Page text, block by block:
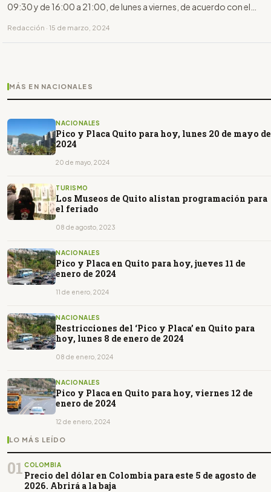
09:30 y de 16:00 a 21:00, de lunes a viernes, de acuerdo con el
Redacción · 15 de marzo, 2024
MÁS EN NACIONALES
NACIONALES
Pico y Placa Quito para hoy, lunes 20 de mayo de
2024
20 de mayo, 2024
TURISMO
Los Museos de Quito alistan programación para
el feriado
08 de agosto, 2023
NACIONALES
Pico y Placa en Quito para hoy, jueves 11 de
enero de 2024
11 de enero, 2024
NACIONALES
Restricciones del ‘Pico y Placa’ en Quito para
hoy, lunes 8 de enero de 2024
08 de enero, 2024
NACIONALES
Pico y Placa en Quito para hoy, viernes 12 de
enero de 2024
12 de enero, 2024
LO MÁS LEÍDO
01 COLOMBIA
Precio del dólar en Colombia para este 5 de agosto de
2026. Abrirá a la baja